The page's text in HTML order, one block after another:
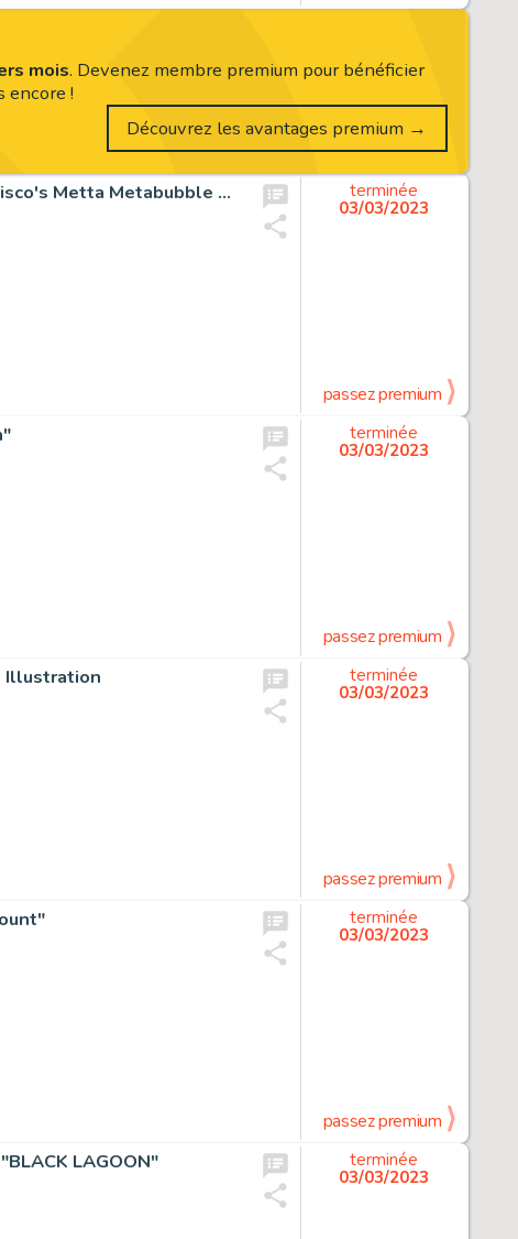
Yasuji Tanioka Hand-Drawn Color Illustration "Yasuji Cisco's Metta Metabubble Gum"
terminée
03/03/2023
passez premium
terminée
03/03/2023
passez premium
Illustration
terminée
03/03/2023
passez premium
terminée
03/03/2023
passez premium
LAGOON"
terminée
03/03/2023
mois. Devenez membre premium pour bénéficier
encore !
Découvrez les avantages premium →